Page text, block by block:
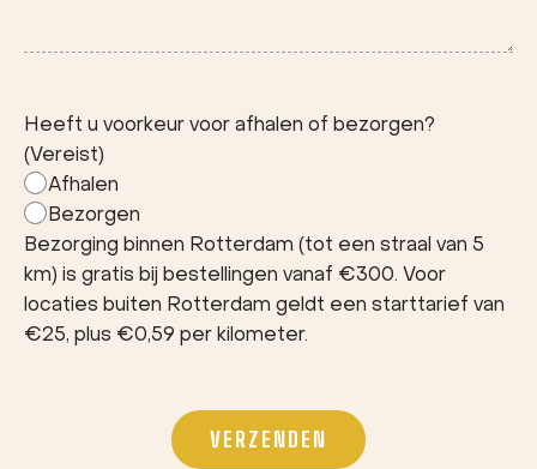
Heeft u voorkeur voor afhalen of bezorgen?
(Vereist)
Afhalen
Bezorgen
Bezorging binnen Rotterdam (tot een straal van 5
km) is gratis bij bestellingen vanaf €300. Voor
locaties buiten Rotterdam geldt een starttarief van
€25, plus €0,59 per kilometer.